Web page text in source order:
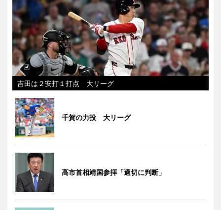
吉田は２安打１打点 大リーグ
千賀の力投 大リーグ
高市首相靖国参拝「適切に判断」